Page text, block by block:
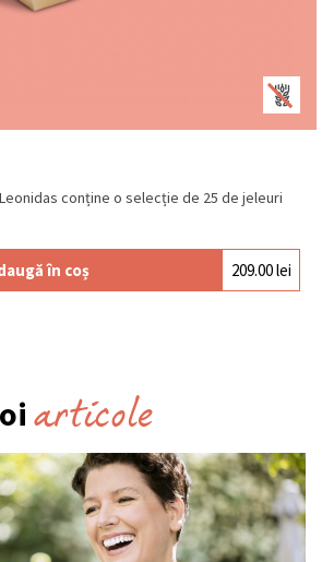
conține o selecție de 25 de jeleuri
în coș 209.00lei
articole